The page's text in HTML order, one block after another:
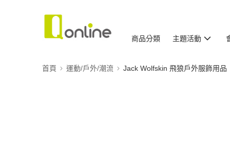
商品分類 主題活動
首頁 運動/戶外/潮流 Jack Wolfskin 飛狼戶外服飾用品